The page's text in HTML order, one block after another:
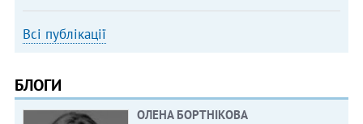
Всі публікації
БЛОГИ
ОЛЕНА БОРТНІКОВА